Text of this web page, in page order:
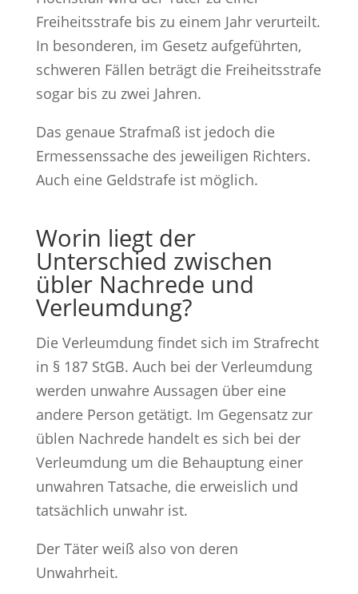
Freiheitsstrafe bis zu einem Jahr verurteilt.
In besonderen, im Gesetz aufgeführten,
schweren Fällen beträgt die Freiheitsstrafe
sogar bis zu zwei Jahren.
Das genaue Strafmaß ist jedoch die
Ermessenssache des jeweiligen Richters.
Auch eine Geldstrafe ist möglich.
Worin liegt der
Unterschied zwischen
übler Nachrede und
Verleumdung?
Die Verleumdung findet sich im Strafrecht
in § 187 StGB. Auch bei der Verleumdung
werden unwahre Aussagen über eine
andere Person getätigt. Im Gegensatz zur
üblen Nachrede handelt es sich bei der
Verleumdung um die Behauptung einer
unwahren Tatsache, die erweislich und
tatsächlich unwahr ist.
Der Täter weiß also von deren
Unwahrheit.